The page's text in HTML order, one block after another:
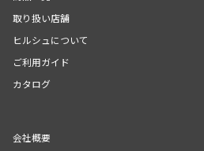
取り扱い店舗
ヒルシュについて
ご利用ガイド
カタログ
会社概要